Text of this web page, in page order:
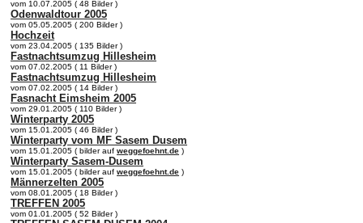
vom 10.07.2005 ( 48 Bilder )
Odenwaldtour 2005
vom 05.05.2005 ( 200 Bilder )
Hochzeit
vom 23.04.2005 ( 135 Bilder )
Fastnachtsumzug Hillesheim
vom 07.02.2005 ( 11 Bilder )
Fastnachtsumzug Hillesheim
vom 07.02.2005 ( 14 Bilder )
Fasnacht Eimsheim 2005
vom 29.01.2005 ( 110 Bilder )
Winterparty 2005
vom 15.01.2005 ( 46 Bilder )
Winterparty vom MF Sasem Dusem
vom 15.01.2005 ( bilder auf weggefoehnt.de )
Winterparty Sasem-Dusem
vom 15.01.2005 ( bilder auf weggefoehnt.de )
Männerzelten 2005
vom 08.01.2005 ( 18 Bilder )
TREFFEN 2005
vom 01.01.2005 ( 52 Bilder )